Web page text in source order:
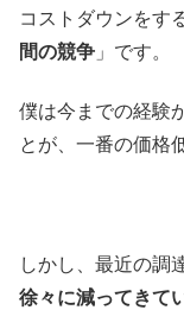
コストダウンをす
間の競争 」です。
僕は今までの経験
とが、一番の価格
しかし、最近の調
徐々に減ってきて